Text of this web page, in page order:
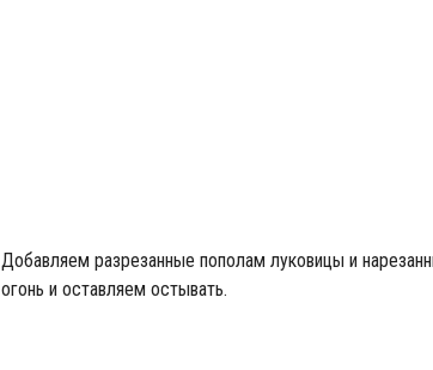
Добавляем разрезанные пополам луковицы и
огонь и оставляем остывать.